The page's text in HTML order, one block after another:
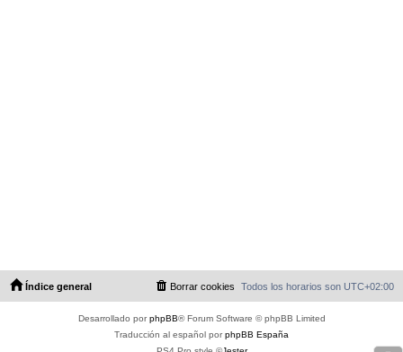
Índice general Todos los horarios son UTC+02:00
Borrar cookies
Desarrollado porphpBB® Forum Software © phpBB Limited
Traducción al español porphpBB España